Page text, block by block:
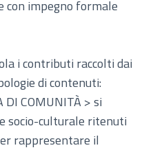
con impegno formale
i contributi raccolti dai
di contenuti:
COMUNITÀ > si
socio-culturale ritenuti
rappresentare il